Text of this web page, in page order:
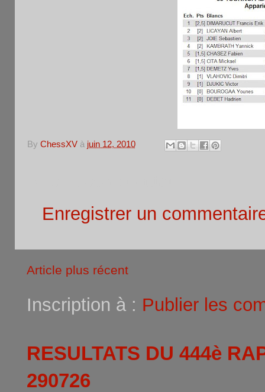
By ChessXV à juin 12, 2010
Enregistrer un
Article plus récent
Inscription à : Publier les
RESULTATS DU 444è
290726